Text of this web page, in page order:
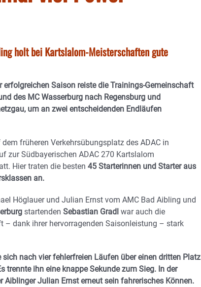
holt bei Kartslalom-Meisterschaften gute
erfolgreichen Saison reiste die Trainings-Gemeinschaft
des MC Wasserburg nach Regensburg und
um an zwei entscheidenden Endläufen
früheren Verkehrsübungsplatz des ADAC in
zur Südbayerischen ADAC 270 Kartslalom
Hier traten die besten 45 Starterinnen und Starter aus
an.
Höglauer und Julian Ernst vom AMC Bad Aibling und
startenden Sebastian Gradl war auch die
– dank ihrer hervorragenden Saisonleistung – stark
nach vier fehlerfreien Läufen über einen dritten Platz
trennte ihn eine knappe Sekunde zum Sieg. In der
Aiblinger Julian Ernst erneut sein fahrerisches Können.